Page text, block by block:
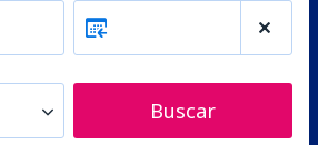
Buscar